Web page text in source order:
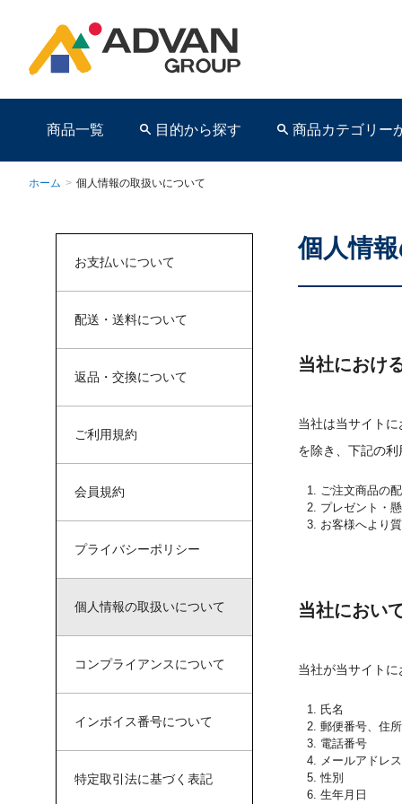
商品一覧 目的から探す 商品カテゴリー
商品ペー
ホーム > 個人情報の取扱いについて
お支払いについて
配送・送料について
返品・交換について
ご利用規約
会員規約
プライバシーポリシー
個人情報の取扱いについて
コンプライアンスについて
インボイス番号について
特定取引法に基づく表記
個人情
当社におけ
当社は当サイト
を除き、下記の
ご注文商品の
プレゼント・
お客様へより
当社におい
当社が当サイト
氏名
郵便番号、住所
電話番号
メールアドレス
性別
生年月日